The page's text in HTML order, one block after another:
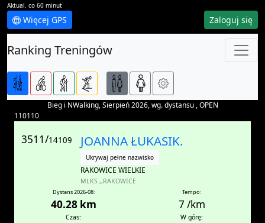
Aktual. co 60 minut
Więcej GPS Zaloguj się
Ranking Treningów
Bieg i NWalking, Sierpień 2026, wg. dystansu , OPEN
110110
3511/14109 JOANNA ŁUKASIK.
Ukrywaj pełne nazwisko
RAKOWICE WIELKIE
MLKS ,,RAKOWICE
Dystans 2026-08:
40.28 km
Tempo:
7 /km
Czas:
W górę: